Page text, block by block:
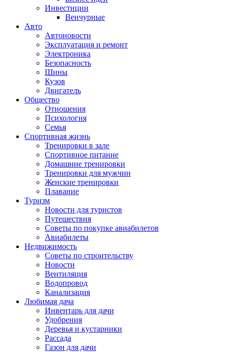
Инвестиции
Венчурные
Авто
Автоновости
Эксплуатация и ремонт
Электроника
Безопасность
Шины
Кузов
Двигатель
Общество
Отношения
Психология
Семья
Спортивная жизнь
Тренировки в зале
Спортивное питание
Домашние тренировки
Тренировки для мужчин
Женские тренировки
Плавание
Туризм
Новости для туристов
Путешествия
Советы по покупке авиабилетов
Авиабилеты
Недвижимость
Советы по строительству
Новости
Вентиляция
Водопровод
Канализация
Любимая дача
Инвентарь для дачи
Удобрения
Деревья и кустарники
Рассада
Газон для дачи